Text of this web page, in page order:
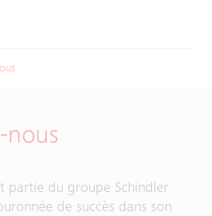
nous
partie du groupe Schindler
de succès dans son